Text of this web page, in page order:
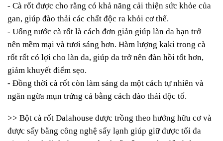
- Cà rốt được cho rằng có khả năng cải thiện sức khỏe của
gan, giúp đào thải các chất độc ra khỏi cơ thể.
- Uống nước cà rốt là cách đơn giản giúp làn da bạn trở
nên mềm mại và tươi sáng hơn. Hàm lượng kaki trong cà
rốt rất có lợi cho làn da, giúp da trở nên đàn hồi tốt hơn,
giảm khuyết điểm sẹo.
- Đồng thời cà rốt còn làm sáng da một cách tự nhiên và
ngăn ngừa mụn trứng cá bằng cách đào thải độc tố.
>> Bột cà rốt Dalahouse được trồng theo hướng hữu cơ và
được sấy bằng công nghệ sấy lạnh giúp giữ được tối đa